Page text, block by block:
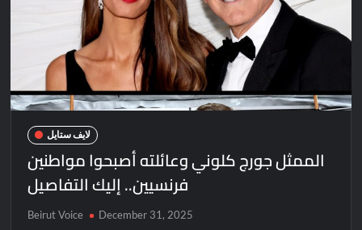
لايف ستايل
الممثل جورج كلوني وعائلته أصبحوا مواطنين
فرنسيين.. إليك التفاصيل
Beirut Voice December 31, 2025